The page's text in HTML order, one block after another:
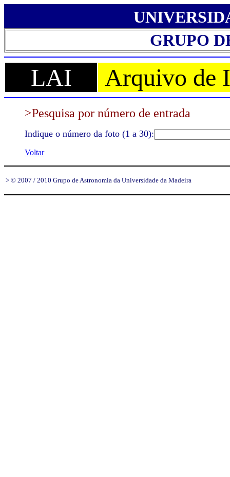
GRUPO
LAI Arquivo de
>Pesquisa por número de entrada
Indique o número da foto (1 a 30):
Voltar
> © 2007 / 2010 Grupo de Astronomia da Universidade da Madeira